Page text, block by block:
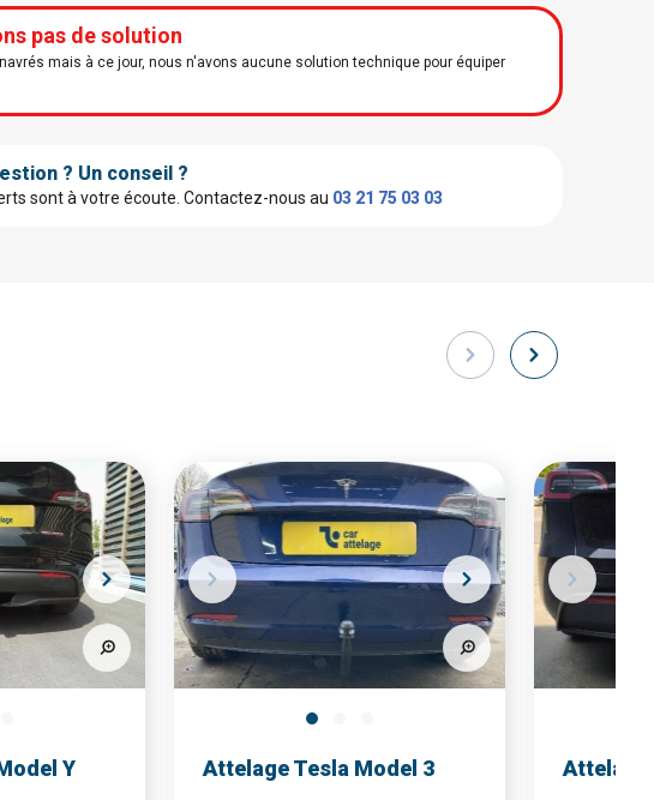
pas de solution
mais à ce jour, nous n'avons aucune solution technique pour équiper
? Un conseil ?
sont à votre écoute. Contactez-nous au 03 21 75 03 03
Y Attelage Tesla Model 3 Attelage